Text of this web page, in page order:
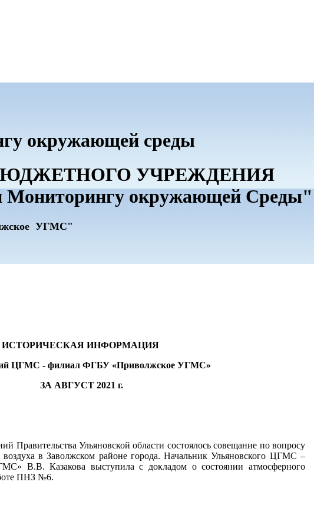
окружающей среды
УЧРЕЖДЕНИЯ
окружающей Среды"
УГМС"
ИСТОРИЧЕСКАЯ ИНФОРМАЦИЯ
ЦГМС - филиал ФГБУ «Приволжское УГМС»
ЗА АВГУСТ 2021 г.
Правительства Ульяновской области состоялось совещание по вопросу
воздуха в Заволжском районе города. Начальник Ульяновского ЦГМС –
В.В. Казакова выступила с докладом о состоянии атмосферного
ПНЗ №6.